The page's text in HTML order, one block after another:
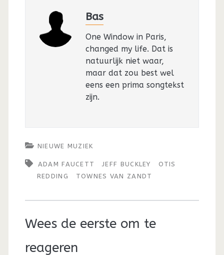
Bas
One Window in Paris,
changed my life. Dat is
natuurlijk niet waar,
maar dat zou best wel
eens een prima songtekst
zijn.
NIEUWE MUZIEK
ADAM FAUCETT JEFF BUCKLEY
OTIS
REDDING
TOWNES VAN ZANDT
Wees de eerste om te
reageren